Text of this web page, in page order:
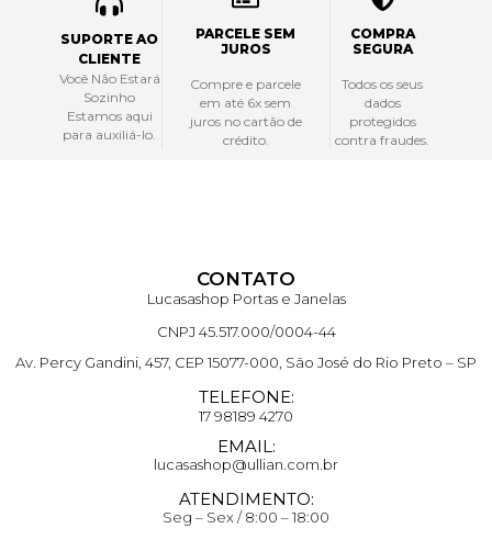
SUPORTE AO
CLIENTE
Você Não Estará
Sozinho
Estamos aqui
para auxiliá-lo.
PARCELE SEM
JUROS
Compre e parcele
em até 6x sem
juros no cartão de
crédito.
COMPRA
SEGURA
Todos os seus
dados
protegidos
contra fraudes.
CONTATO
Lucasashop Portas e Janelas
CNPJ 45.517.000/0004-44
Av. Percy Gandini, 457, CEP 15077-000, São José do Rio Preto – SP
TELEFONE:
17 98189 4270
EMAIL:
lucasashop@ullian.com.br
ATENDIMENTO:
Seg – Sex / 8:00 – 18:00